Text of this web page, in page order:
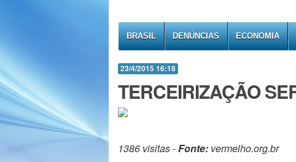
BRASIL DENÚNCIAS ECONOMIA
23/4/2015 16:18
TERCEIRIZAÇÃO
1386 visitas -Fonte: vermelho.org.br